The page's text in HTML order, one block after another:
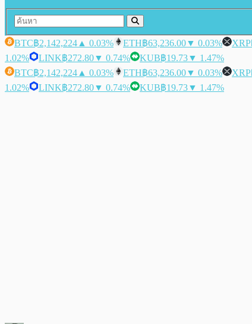
BTC฿2,142,224 ▲ 0.03% ETH฿63,236.00▼ 0.03% XRP
1.02%
LINK฿272.80▼ 0.74% KUB฿19.73▼ 1.47%
BTC฿2,142,224 ▲ 0.03% ETH฿63,236.00▼ 0.03% XRP
1.02%
LINK฿272.80▼ 0.74% KUB฿19.73▼ 1.47%